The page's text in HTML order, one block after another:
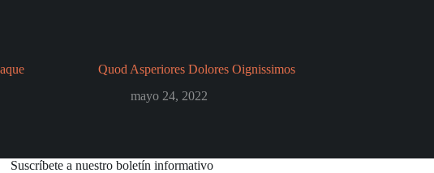
Quod Asperiores Dolores Oignissimos
mayo 24, 2022
Suscríbete a nuestro boletín informativo